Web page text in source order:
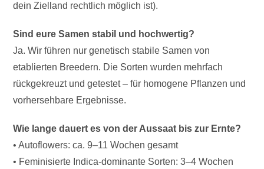
dein Zielland rechtlich möglich ist).
Sind eure Samen stabil und hochwertig?
Ja. Wir führen nur genetisch stabile Samen von
etablierten Breedern. Die Sorten wurden mehrfach
rückgekreuzt und getestet – für homogene Pflanzen und
vorhersehbare Ergebnisse.
Wie lange dauert es von der Aussaat bis zur Ernte?
• Autoflowers: ca. 9–11 Wochen gesamt
• Feminisierte Indica-dominante Sorten: 3–4 Wochen